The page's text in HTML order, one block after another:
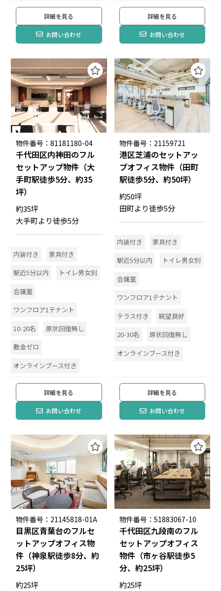
詳細を見る
お問い合わせ
詳細を見る
お問い合わせ
物件番号：81181180-04
千代田区内神田のフル
セットアップ物件（大
手町駅徒歩5分、約35
坪）
約35坪
大手町より徒歩5分
内装付き
家具付き
駅近5分以内
トイレ男女別
会議室
ワンフロア1テナント
10-20名
原状回復無し
敷金ゼロ
オンラインブース付き
詳細を見る
お問い合わせ
物件番号：21159721
港区芝浦のセットアッ
プオフィス物件（田町
駅徒歩5分、約50坪）
約50坪
田町より徒歩5分
内装付き
家具付き
駅近5分以内
トイレ男女別
会議室
ワンフロア1テナント
テラス付き
眺望良好
20-30名
原状回復無し
オンラインブース付き
詳細を見る
お問い合わせ
物件番号：21145818-01A
目黒区青葉台のフルセ
ットアップオフィス物
件（神泉駅徒歩8分、約
25坪）
約25坪
物件番号：51883067-10
千代田区九段南のフル
セットアップオフィス
物件（市ヶ谷駅徒歩5
分、約25坪）
約25坪